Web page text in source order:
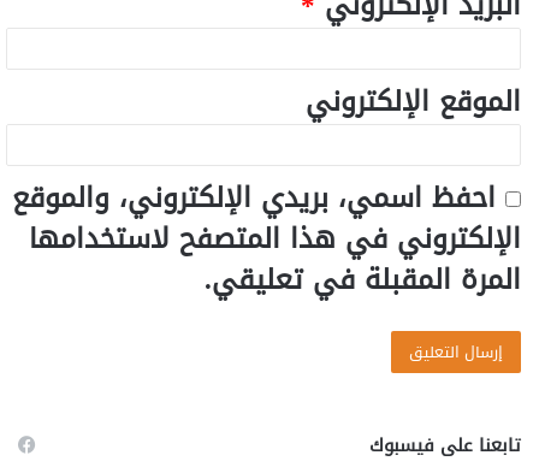
الموقع الإلكتروني
احفظ اسمي، بريدي الإلكتروني، والموقع
الإلكتروني في هذا المتصفح لاستخدامها
المرة المقبلة في تعليقي.
تابعنا على فيسبوك